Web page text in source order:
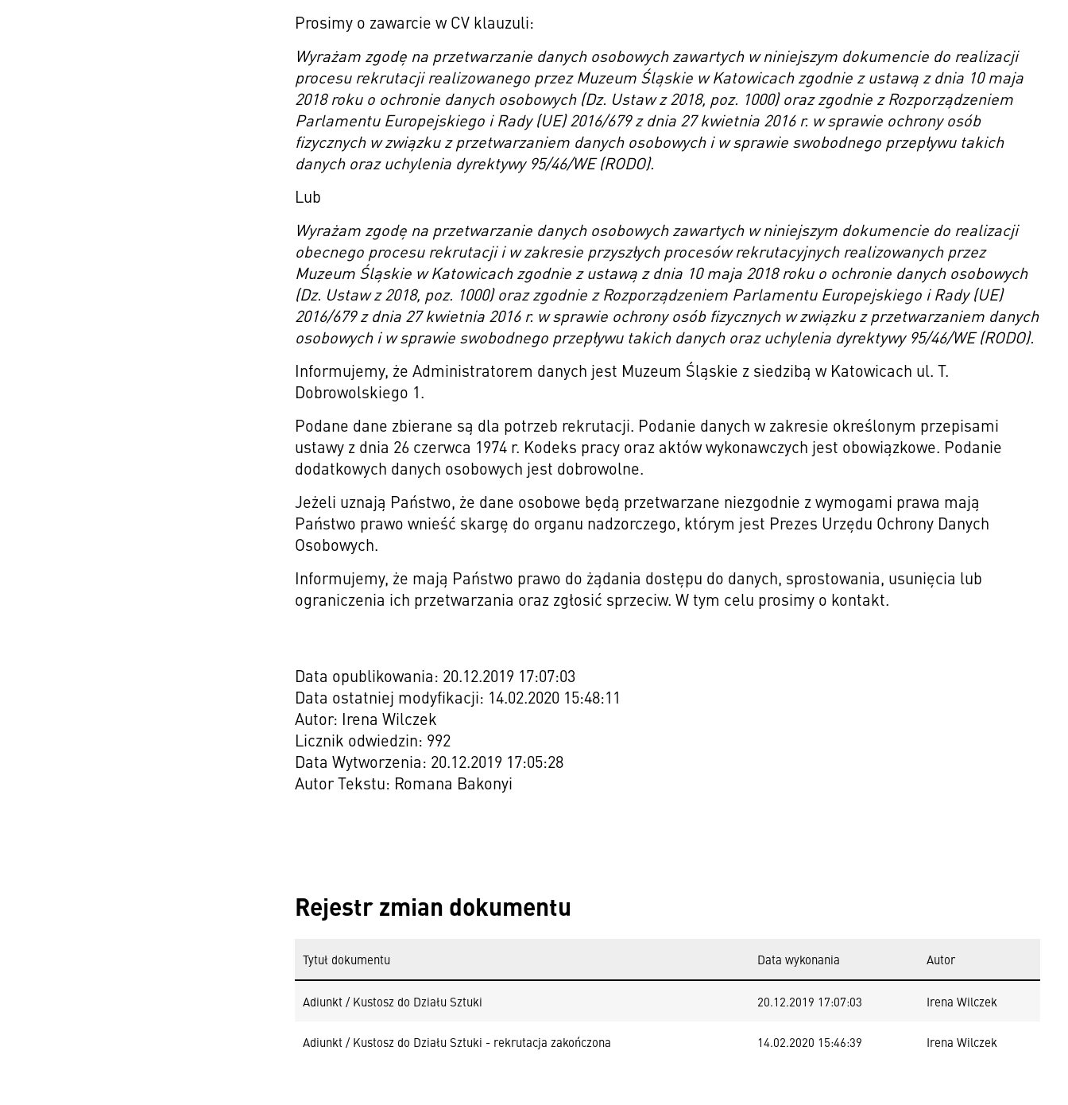
Prosimy o zawarcie w CV klauzuli:
Wyrażam zgodę na przetwarzanie danych osobowych zawartych w niniejszym dokumencie do realizacji
procesu rekrutacji realizowanego przez Muzeum Śląskie w Katowicach zgodnie z ustawą z dnia 10 maja
2018 roku o ochronie danych osobowych (Dz. Ustaw z 2018, poz. 1000) oraz zgodnie z Rozporządzeniem
Parlamentu Europejskiego i Rady (UE) 2016/679 z dnia 27 kwietnia 2016 r. w sprawie ochrony osób
fizycznych w związku z przetwarzaniem danych osobowych i w sprawie swobodnego przepływu takich
danych oraz uchylenia dyrektywy 95/46/WE (RODO).
Lub
Wyrażam zgodę na przetwarzanie danych osobowych zawartych w niniejszym dokumencie do realizacji
obecnego procesu rekrutacji i w zakresie przyszłych procesów rekrutacyjnych realizowanych przez
Muzeum Śląskie w Katowicach zgodnie z ustawą z dnia 10 maja 2018 roku o ochronie danych osobowych
(Dz. Ustaw z 2018, poz. 1000) oraz zgodnie z Rozporządzeniem Parlamentu Europejskiego i Rady (UE)
2016/679 z dnia 27 kwietnia 2016 r. w sprawie ochrony osób fizycznych w związku z przetwarzaniem danych
osobowych i w sprawie swobodnego przepływu takich danych oraz uchylenia dyrektywy 95/46/WE (RODO).
Informujemy, że Administratorem danych jest Muzeum Śląskie z siedzibą w Katowicach ul. T.
Dobrowolskiego 1.
Podane dane zbierane są dla potrzeb rekrutacji. Podanie danych w zakresie określonym przepisami
ustawy z dnia 26 czerwca 1974 r. Kodeks pracy oraz aktów wykonawczych jest obowiązkowe. Podanie
dodatkowych danych osobowych jest dobrowolne.
Jeżeli uznają Państwo, że dane osobowe będą przetwarzane niezgodnie z wymogami prawa mają
Państwo prawo wnieść skargę do organu nadzorczego, którym jest Prezes Urzędu Ochrony Danych
Osobowych.
Informujemy, że mają Państwo prawo do żądania dostępu do danych, sprostowania, usunięcia lub
ograniczenia ich przetwarzania oraz zgłosić sprzeciw. W tym celu prosimy o kontakt.
Data opublikowania: 20.12.2019 17:07:03
Data ostatniej modyfikacji: 14.02.2020 15:48:11
Autor: Irena Wilczek
Licznik odwiedzin: 992
Data Wytworzenia: 20.12.2019 17:05:28
Autor Tekstu: Romana Bakonyi
Rejestr zmian dokumentu
Tytuł dokumentu Data wykonania Autor
Adiunkt / Kustosz do Działu Sztuki 20.12.2019 17:07:03 Irena Wilczek
Adiunkt / Kustosz do Działu Sztuki - rekrutacja zakończona 14.02.2020 15:46:39 Irena Wilczek